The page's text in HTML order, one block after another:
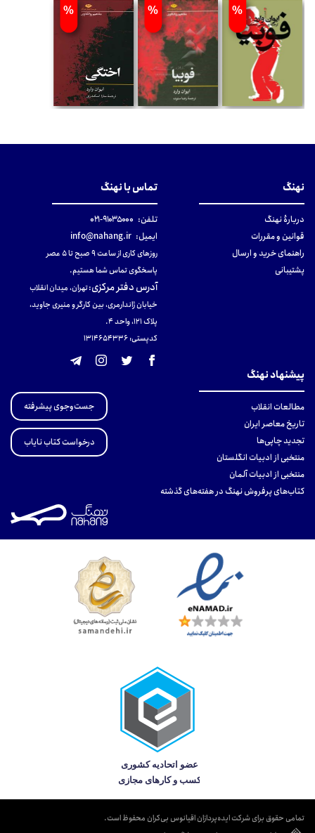
%
%
%
نهنگ
دربارهٔ نهنگ
قوانین و مقررات
راهنمای خرید و ارسال
پشتیبانی
تماس با نهنگ
تلفن: ۹۱۰۳۵۰۰۰-۰۲۱
ایمیل: info@nahang.ir
روزهای کاری از ساعت ۹ صبح تا ۵ عصر
پاسخگوی تماس شما هستیم.
آدرس دفتر مرکزی:تهران، میدان انقلاب
خیابان ژاندارمری، بین کارگر و منیری جاوید،
پلاک 121، واحد ۴.
کدپستی: 131465433۶
پیشنهاد نهنگ
مطالعات انقلاب
تاریخ معاصر ایران
تجدید چاپی‌ها
منتخبی از ادبیات انگلستان
منتخبی از ادبیات آلمان
کتاب‌های پرفروش نهنگ در هفته‌های گذشته
جست‌وجوی پیشرفته
درخواست کتاب نایاب
تمامی حقوق برای شرکت ایده‌پردازان اقیانوس بی‌کران محفوظ است.